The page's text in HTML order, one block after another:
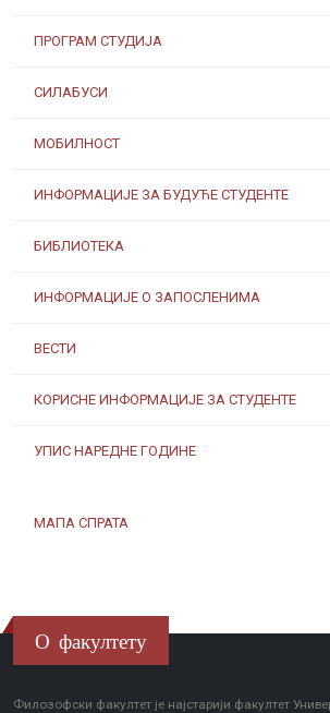
ПРОГРАМ СТУДИЈА
СИЛАБУСИ
МОБИЛНОСТ
ИНФОРМАЦИЈЕ ЗА БУДУЋЕ СТУДЕНТЕ
БИБЛИОТЕКА
ИНФОРМАЦИЈЕ О ЗАПОСЛЕНИМА
ВЕСТИ
КОРИСНЕ ИНФОРМАЦИЈЕ ЗА СТУДЕНТЕ
УПИС НАРЕДНЕ ГОДИНЕ
МАПА СПРАТА
О факултету
Филозофски факултет је најстарији факултет